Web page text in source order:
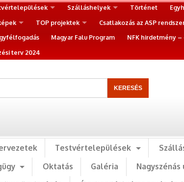
Szálláshelyek Történet
TOP projektek Csatlakozás az ASP
Magyar Falu Program NFK hirdetmény
terv 2024
Testvértelepülések
Oktatás Galéria Nagyszénás